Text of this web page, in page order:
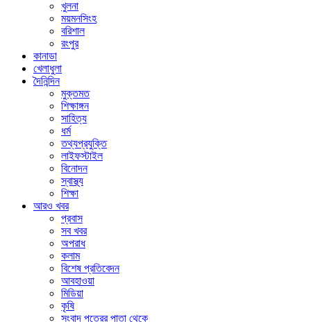
খুলনা
ময়মনসিংহ
বরিশাল
রংপুর
কানাডা
খেলাধুলা
দৈনিন্দিন
মুক্তমত
শিক্ষাঙ্গন
সাহিত্য
ধর্ম
তথ্যপ্রযুক্তি
লাইফস্টাইল
বিনোদন
স্বাস্থ্য
শিক্ষা
আরও খবর
প্রবাস
সব খবর
অপরাধ
কলাম
বিশেষ প্রতিবেদন
আবহাওয়া
মিডিয়া
কৃষি
সংবাদ পত্রের পাতা থেকে